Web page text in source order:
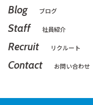
Blog ブログ
Staff 社員紹介
Recruit リクルート
Contact お問い合わせ